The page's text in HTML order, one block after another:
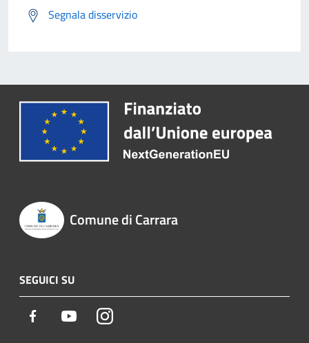
Segnala disservizio
Comune di Carrara
SEGUICI SU
Facebook YoutubeInstagram